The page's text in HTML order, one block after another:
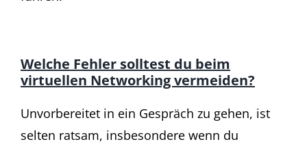
Welche Fehler solltest du beim
virtuellen Networking vermeiden?
Unvorbereitet in ein Gespräch zu gehen, ist
selten ratsam, insbesondere wenn du